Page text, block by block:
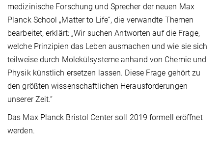
medizinische Forschung und Sprecher der neuen Max
Planck School „Matter to Life“, die verwandte Themen
bearbeitet, erklärt: „Wir suchen Antworten auf die Frage,
welche Prinzipien das Leben ausmachen und wie sie sich
teilweise durch Molekülsysteme anhand von Chemie und
Physik künstlich ersetzen lassen. Diese Frage gehört zu
den größten wissenschaftlichen Herausforderungen
unserer Zeit.“
Das Max Planck Bristol Center soll 2019 formell eröffnet
werden.